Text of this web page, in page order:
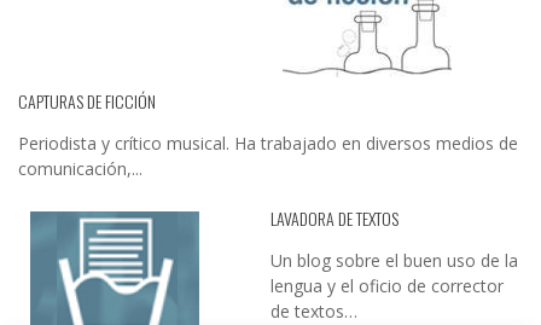
CAPTURAS DE FICCIÓN
Periodista y crítico musical. Ha trabajado en diversos medios de
comunicación,...
LAVADORA DE TEXTOS
Un blog sobre el buen uso de la
lengua y el oficio de corrector
de textos…